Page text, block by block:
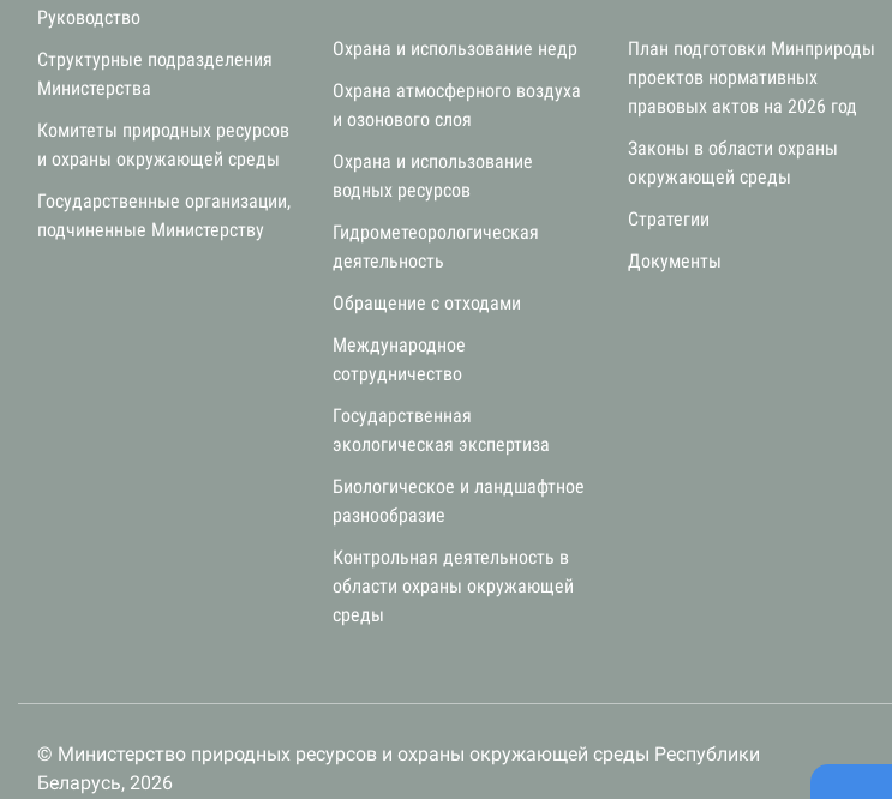
Руководство
Структурные подразделения
Министерства
Комитеты природных ресурсов
и охраны окружающей среды
Государственные организации,
подчиненные Министерству
Охрана и использование недр
Охрана атмосферного воздуха
и озонового слоя
Охрана и использование
водных ресурсов
Гидрометеорологическая
деятельность
Обращение с отходами
Международное
сотрудничество
Государственная
экологическая экспертиза
Биологическое и ландшафтное
разнообразие
Контрольная деятельность в
области охраны окружающей
среды
План подготовки Минприроды
проектов нормативных
правовых актов на 2026 год
Законы в области охраны
окружающей среды
Стратегии
Документы
© Министерство природных ресурсов и охраны окружающей среды Республики
Беларусь, 2026